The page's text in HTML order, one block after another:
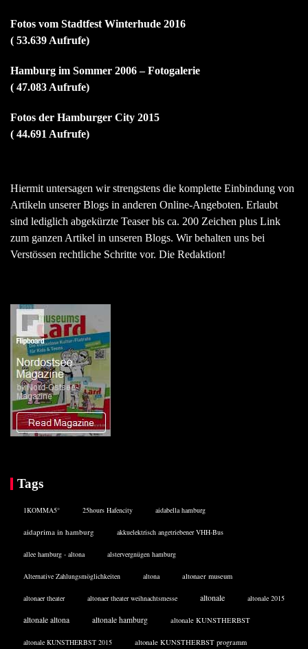
Fotos vom Stadtfest Winterhude 2016
( 53.639 Aufrufe)
Hamburg im Sommer 2006 – Fotogalerie
( 47.083 Aufrufe)
Fotos der Hamburger City 2015
( 44.691 Aufrufe)
Hiermit untersagen wir strengstens die komplette Einbindung von
Artikeln unserer Blogs in anderen Online-Angeboten. Erlaubt
sind lediglich abgekürzte Teaser bis ca. 200 Zeichen plus Link
zum ganzen Artikel in unseren Blogs. Wir behalten uns bei
Verstössen rechtliche Schritte vor. Die Redaktion!
Tags
1KOMMA5° 25hours Hafencity aidabella hamburg
aidaprima in hamburg akkuelektrisch angetriebener VHH-Bus
allee hamburg - altona alstervergnügen hamburg
Alternative Zahlungsmöglichkeiten altona altonaer museum
altonaer theater altonaer theater weihnachtsmesse altonale altonale 2015
altonale altona altonale hamburg altonale KUNSTHERBST
altonale KUNSTHERBST 2015 altonale KUNSTHERBST programm